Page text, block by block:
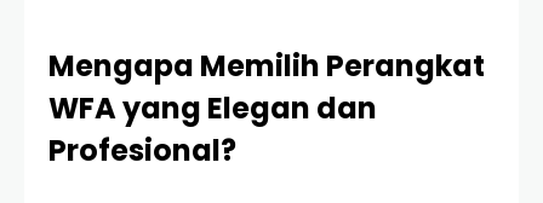
Mengapa Memilih Perangkat
WFA yang Elegan dan
Profesional?